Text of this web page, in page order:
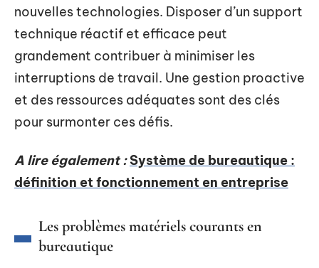
nouvelles technologies. Disposer d’un support
technique réactif et efficace peut
grandement contribuer à minimiser les
interruptions de travail. Une gestion proactive
et des ressources adéquates sont des clés
pour surmonter ces défis.
A lire également : Système de bureautique :
définition et fonctionnement en entreprise
Les problèmes matériels courants en
bureautique